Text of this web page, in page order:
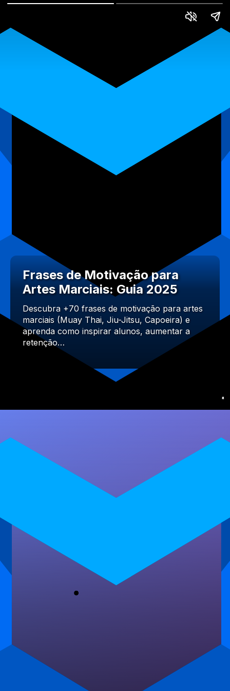
Frases de Motivação para
Artes Marciais: Guia 2025
Descubra +70 frases de motivação para artes
marciais (Muay Thai, Jiu-Jitsu, Capoeira) e
aprenda como inspirar alunos, aumentar a
retenção…